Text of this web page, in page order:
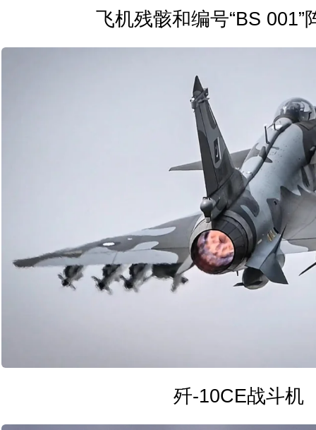
飞机残骸和编号“BS 001”
歼-10CE战斗机